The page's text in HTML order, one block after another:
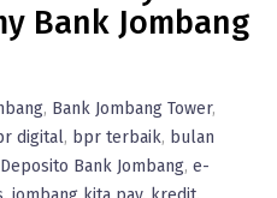
Bank Jombang
, Bank Jombang Tower,
digital, bpr terbaik, bulan
Deposito Bank Jombang, e-